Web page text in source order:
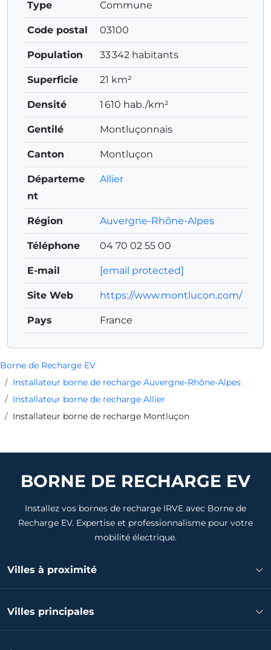
Borne de Recharge EV
Installateur borne de recharge Auvergne-Rhône-Alpes
Installateur borne de recharge Allier
Installateur borne de recharge Montluçon
Type Commune
Code postal 03100
Population 33 342 habitants
Superficie 21 km²
Densité 1 610 hab./km²
Gentilé Montluçonnais
Canton Montluçon
Départeme
nt
Allier
Région Auvergne-Rhône-Alpes
Téléphone 04 70 02 55 00
E-mail [email protected]
Site Web https://www.montlucon.com/
Pays France
BORNE DE RECHARGE EV
Installez vos bornes de recharge IRVE avec Borne de
Recharge EV. Expertise et professionnalisme pour votre
mobilité électrique.
Villes à proximité
Installateur borne de recharge Commentry
Installateur borne de recharge Saint-Amand-Montrond
Villes principales